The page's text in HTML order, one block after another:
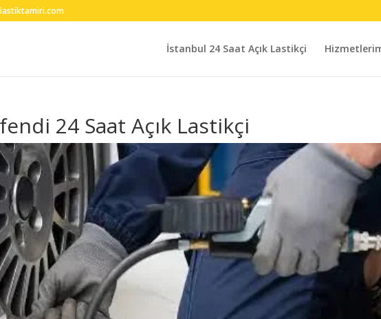
İstanbul 24 Saat Açık Lastikçi
24 Saat Açık Lastikçi